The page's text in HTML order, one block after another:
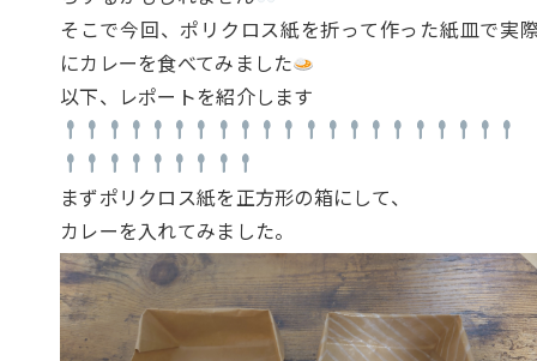
そこで今回、ポリクロス紙を折って作った紙皿で実
にカレーを食べてみました
以下、レポートを紹介します
まずポリクロス紙を正方形の箱にして、
カレーを入れてみました。